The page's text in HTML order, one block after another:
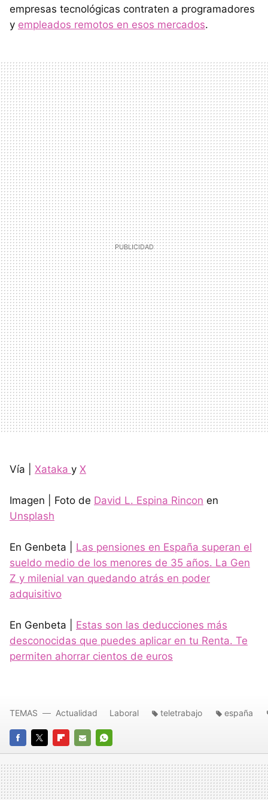
empresas tecnológicas contraten a programadores
y empleados remotos en esos mercados.
Vía | Xataka y X
Imagen | Foto de David L. Espina Rincon en
Unsplash
En Genbeta | Las pensiones en España superan el
sueldo medio de los menores de 35 años. La Gen
Z y milenial van quedando atrás en poder
adquisitivo
En Genbeta | Estas son las deducciones más
desconocidas que puedes aplicar en tu Renta. Te
permiten ahorrar cientos de euros
FACEBOOK
TWITTERFLIPBOARD
E-
MAIL
WHATSAPP
TEMAS Actualidad Laboral teletrabajo españa